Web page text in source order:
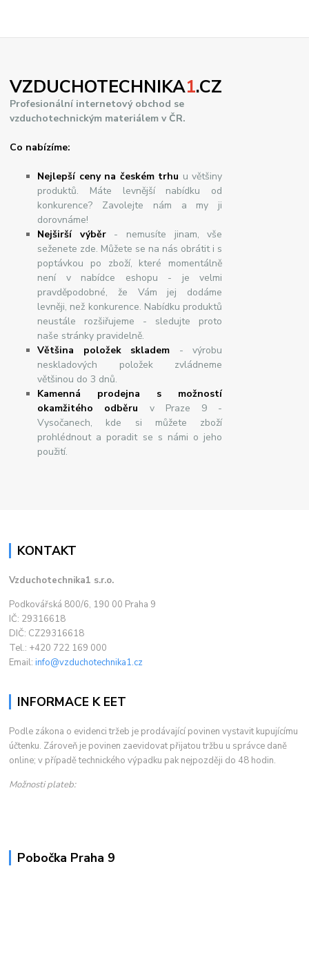
VZDUCHOTECHNIKA1.CZ
Profesionální internetový obchod se
vzduchotechnickým materiálem v ČR.
Co nabízíme:
Nejlepší ceny na českém trhu u většiny
produktů. Máte levnější nabídku od
konkurence? Zavolejte nám a my ji
dorovnáme!
Nejširšívýběr- nemusíte jinam, vše
seženete zde. Můžete se na nás obrátit i s
poptávkou po zboží, které momentálně
není v nabídce eshopu - je velmi
pravděpodobné, že Vám jej dodáme
levněji, než konkurence. Nabídku produktů
neustále rozšiřujeme - sledujte proto
naše stránky pravidelně.
Většina položek skladem - výrobu
neskladových položek zvládneme
většinou do 3 dnů.
Kamenná prodejna s možností
okamžitého odběru v Praze 9 -
Vysočanech, kde si můžete zboží
prohlédnout a poradit se s námi o jeho
použití.
KONTAKT
Vzduchotechnika1 s.r.o.
Podkovářská 800/6, 190 00 Praha 9
IČ: 29316618
DIČ: CZ29316618
Tel.: +420 722 169 000
Email:info@vzduchotechnika1.cz
INFORMACE K EET
Podle zákona o evidenci tržeb je prodávající povinen vystavit kupujícímu
účtenku. Zároveň je povinen zaevidovat přijatou tržbu u správce daně
online; v případě technického výpadku pak nejpozději do 48 hodin.
Možnosti plateb:
Pobočka Praha 9